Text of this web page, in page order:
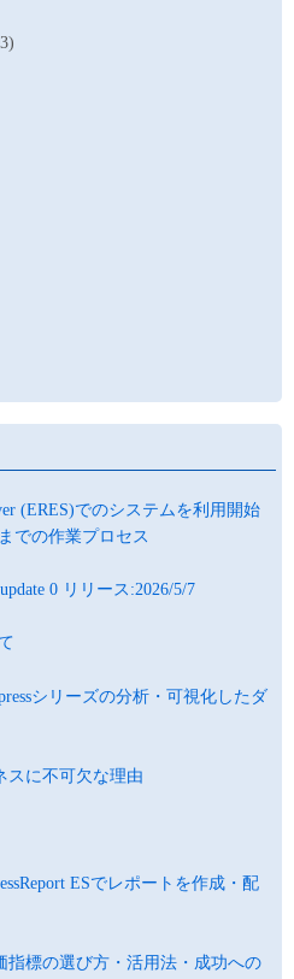
(ERES)でのシステムを利用開始
での作業プロセス
0 リリース:2026/5/7
シリーズの分析・可視化したダ
スに不可欠な理由
ESでレポートを作成・配
指標の選び方・活用法・成功への